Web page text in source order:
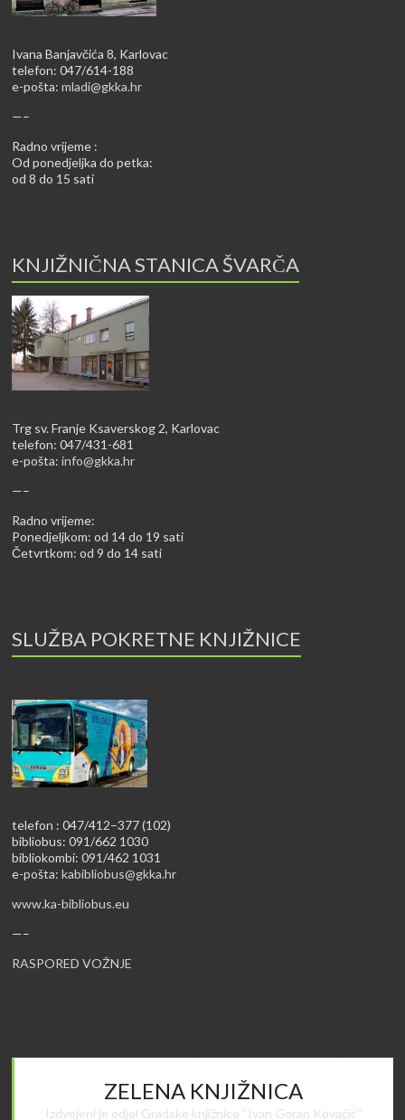
Ivana Banjavčića 8, Karlovac
telefon: 047/614-188
e-pošta:mladi@gkka.hr
—–
Radno vrijeme :
Od ponedjeljka do petka:
od 8 do 15 sati
KNJIŽNIČNA STANICA ŠVARČA
Trg sv. Franje Ksaverskog 2, Karlovac
telefon: 047/431-681
e-pošta:info@gkka.hr
—–
Radno vrijeme:
Ponedjeljkom: od 14 do 19 sati
Četvrtkom: od 9 do 14 sati
SLUŽBA POKRETNE KNJIŽNICE
telefon : 047/412–377 (102)
bibliobus: 091/662 1030
bibliokombi: 091/462 1031
e-pošta:kabibliobus@gkka.hr
www.ka-bibliobus.eu
—–
RASPORED VOŽNJE
ZELENA KNJIŽNICA
Izdvojeni je odjel Gradske knjižnice “Ivan Goran Kovačić”